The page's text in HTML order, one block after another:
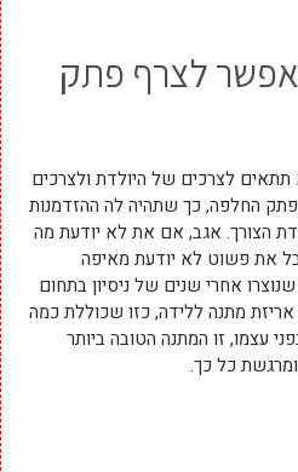
לצרף פתק
לצרכים של היולדת ולצרכים
החלפה, כך שתהיה לה ההזדמנות
הצורך. אגב, אם את לא יודעת מה
את פשוט לא יודעת מאיפה
אחרי שנים של ניסיון בתחום
אריזת מתנה ללידה, כזו שכוללת כמה
עצמו, זו המתנה הטובה ביותר
כל כך.